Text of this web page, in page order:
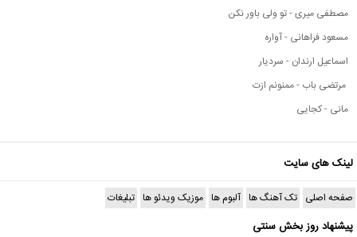
مصطفی میری - تو ولی باور نکن
مسعود فراهانی - آواره
اسماعیل ارندان - سردیار
مرتضی باب - ممنونم ازت
مانی - کجایی
لینک های سایت
صفحه اصلی تک آهنگ ها آلبوم ها موزیک ویدئو ها تبلیغات
پیشنهاد روز بخش سنتی